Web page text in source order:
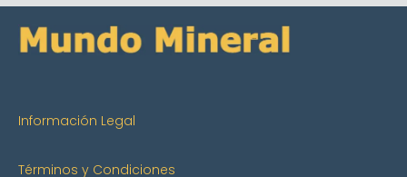
Información Legal
Términos y Condiciones